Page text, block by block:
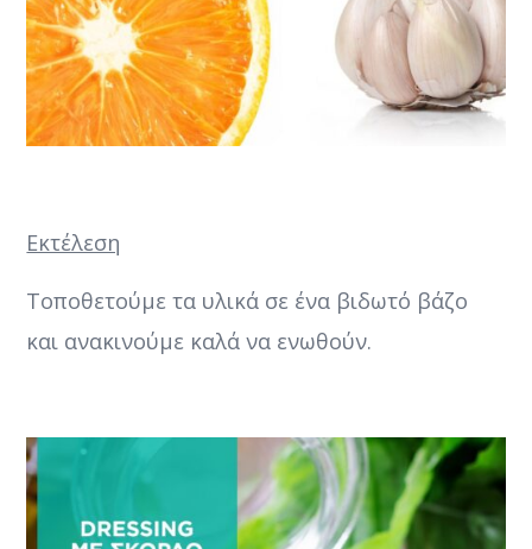
Εκτέλεση
Τοποθετούμε τα υλικά σε ένα βιδωτό βάζο
και ανακινούμε καλά να ενωθούν.